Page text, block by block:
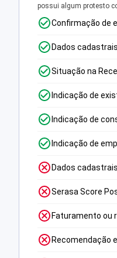
possui algum protesto
Confirmação de
Dados
Situação na
Indicação de
Indicação de
Indicação de
Dados
Serasa Score
Faturamento ou
Recomendação